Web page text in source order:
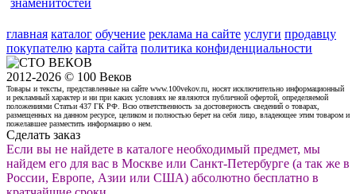
знаменитостей
главная каталог обучение реклама на сайте услуги продавцу
покупателю карта сайта политика конфиденциальности
2012-2026 © 100 Веков
Товары и тексты, представленные на сайте www.100vekov.ru, носят исключительно информационный
и рекламный характер и ни при каких условиях не являются публичной офертой, определяемой
положениями Статьи 437 ГК РФ. Всю ответственность за достоверность сведений о товарах,
размещенных на данном ресурсе, целиком и полностью берет на себя лицо, владеющее этим товаром и
пожелавшее разместить информацию о нем.
Сделать заказ
Если вы не найдете в каталоге необходимый предмет, мы
найдем его для вас в Москве или Санкт-Петербурге (а так же в
России, Европе, Азии или США) абсолютно бесплатно в